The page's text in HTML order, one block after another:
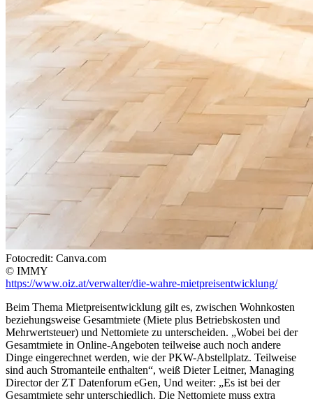
Fotocredit: Canva.com
© IMMY
https://www.oiz.at/verwalter/die-wahre-mietpreisentwicklung/
Beim Thema Mietpreisentwicklung gilt es, zwischen Wohnkosten
beziehungsweise Gesamtmiete (Miete plus Betriebskosten und
Mehrwertsteuer) und Nettomiete zu unterscheiden. „Wobei bei der
Gesamtmiete in Online-Angeboten teilweise auch noch andere
Dinge eingerechnet werden, wie der PKW-Abstellplatz. Teilweise
sind auch Stromanteile enthalten“, weiß Dieter Leitner, Managing
Director der ZT Datenforum eGen, Und weiter: „Es ist bei der
Gesamtmiete sehr unterschiedlich. Die Nettomiete muss extra